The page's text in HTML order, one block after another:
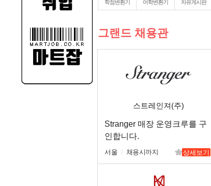
학점변환기 어학변환기 자유게시판
그랜드 채용관
스트레인져(주)
Stranger 매장 운영크루를 구
인합니다.
서울 채용시까지 상세보기